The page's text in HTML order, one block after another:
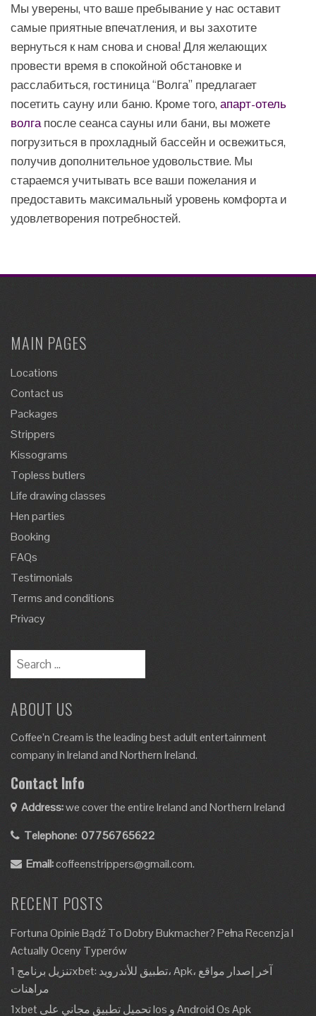
Мы уверены, что ваше пребывание у нас оставит
самые приятные впечатления, и вы захотите
вернуться к нам снова и снова! Для желающих
провести время в спокойной обстановке и
расслабиться, гостиница “Волга” предлагает
посетить сауну или баню. Кроме того, апарт-отель
волгапосле сеанса сауны или бани, вы можете
погрузиться в прохладный бассейн и освежиться,
получив дополнительное удовольствие. Мы
стараемся учитывать все ваши пожелания и
предоставить максимальный уровень комфорта и
удовлетворения потребностей.
MAIN PAGES
Locations
Contact us
Packages
Strippers
Kissograms
Topless butlers
Life drawing classes
Hen parties
Booking
FAQs
Testimonials
Terms and conditions
Privacy
Search
for:
ABOUT US
Coffee’n Cream is the leading best adult entertainment
company in Ireland and Northern Ireland.
Contact Info
Address:we cover the entire Ireland and Northern Ireland
Telephone: 07756765622
Email:coffeenstrippers@gmail.com.
RECENT POSTS
Fortuna Opinie Bądź To Dobry Bukmacher? Pełna Recenzja I
Actually Oceny Typerów
تنزيل برنامج 1xbet: تطبيق للأندرويد، Apk، آخر إصدار مواقع
مراهنات
1xbet تحميل تطبيق مجاني على Ios و Android Os Apk